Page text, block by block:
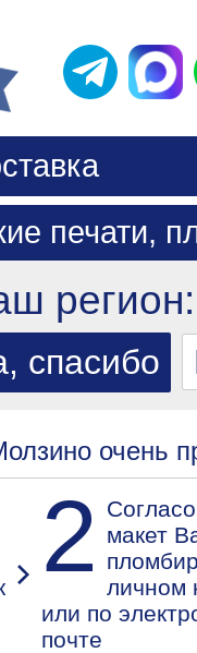
печати,
очень
2
макет
личном
или по
почте